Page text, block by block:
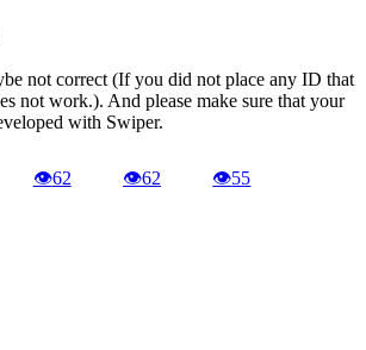
not correct (If you did not place any ID that
not work.). And please make sure that your
with Swiper.
👁62 👁62 👁55